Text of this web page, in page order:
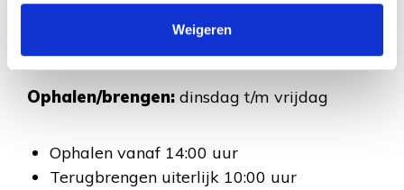
Weigeren
mogen met een rijbewijs B bestuurd worden.
Ophalen/brengen: dinsdag t/m vrijdag
Ophalen vanaf 14:00 uur
Terugbrengen uiterlijk 10:00 uur